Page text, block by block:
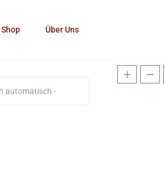
Shop Über Uns